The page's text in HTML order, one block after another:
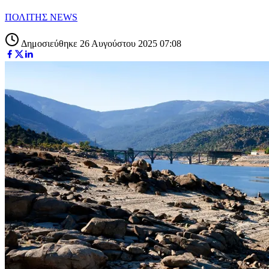
ΠΟΛΙΤΗΣ NEWS
Δημοσιεύθηκε 26 Αυγούστου 2025 07:08